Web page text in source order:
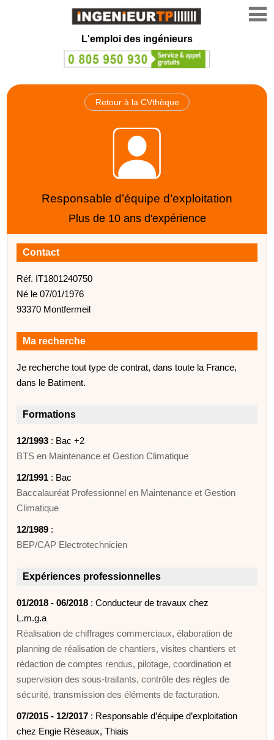
L'emploi des ingénieurs
Retour à la CVthèque
Responsable d’équipe d’exploitation
Plus de 10 ans d'expérience
Contact
Réf. IT1801240750
Né le 07/01/1976
93370 Montfermeil
Ma recherche
Je recherche tout type de contrat, dans toute la France,
dans le Batiment.
Formations
12/1993 : Bac +2
BTS en Maintenance et Gestion Climatique
12/1991 : Bac
Baccalauréat Professionnel en Maintenance et Gestion
Climatique
12/1989 :
BEP/CAP Electrotechnicien
Expériences professionnelles
01/2018 - 06/2018 : Conducteur de travaux chez
L.m.g.a
Réalisation de chiffrages commerciaux, élaboration de
planning de réalisation de chantiers, visites chantiers et
rédaction de comptes rendus, pilotage, coordination et
supervision des sous-traitants, contrôle des règles de
sécurité, transmission des éléments de facturation.
07/2015 - 12/2017 : Responsable d’équipe d’exploitation
chez Engie Réseaux, Thiais